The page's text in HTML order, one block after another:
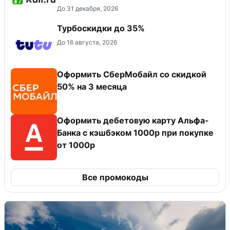
До 31 декабря, 2026
Турбоскидки до 35%
До 16 августа, 2026
Оформить СберМобайл со скидкой
50% на 3 месяца
Оформить дебетовую карту Альфа-
Банка с кэшбэком 1000р при покупке
от 1000р
Все промокоды